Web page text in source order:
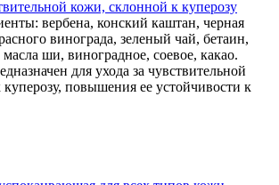
кожи, склонной к куперозу
вербена, конский каштан, черная
винограда, зеленый чай, бетаин,
ши, виноградное, соевое, какао.
для ухода за чувствительной
повышения ее устойчивости к